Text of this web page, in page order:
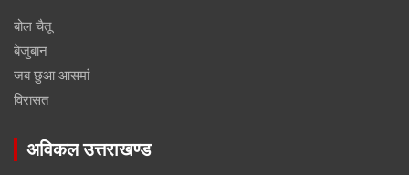
बोल चैतू
बेजुबान
जब छुआ आसमां
विरासत
अविकल उत्तराखण्ड